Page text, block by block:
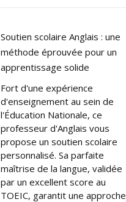
Soutien scolaire Anglais : une
méthode éprouvée pour un
apprentissage solide
Fort d'une expérience
d'enseignement au sein de
l'Éducation Nationale, ce
professeur d'Anglais vous
propose un soutien scolaire
personnalisé. Sa parfaite
maîtrise de la langue, validée
par un excellent score au
TOEIC, garantit une approche